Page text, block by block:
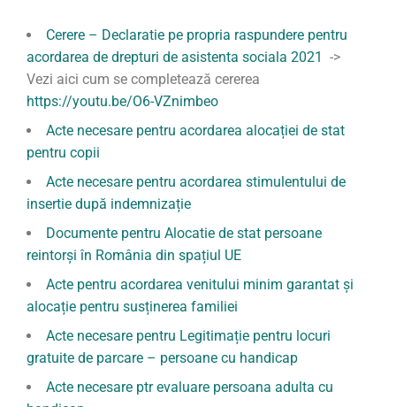
Cerere – Declaratie pe propria raspundere pentru
acordarea de drepturi de asistenta sociala 2021 ->
Vezi aici cum se completează cererea
https://youtu.be/O6-VZnimbeo
Acte necesare pentru acordarea alocației de stat
pentru copii
Acte necesare pentru acordarea stimulentului de
insertie după indemnizație
Documente pentru Alocatie de stat persoane
reintorși în România din spațiul UE
Acte pentru acordarea venitului minim garantat și
alocație pentru susținerea familiei
Acte necesare pentru Legitimație pentru locuri
gratuite de parcare – persoane cu handicap
Acte necesare ptr evaluare persoana adulta cu